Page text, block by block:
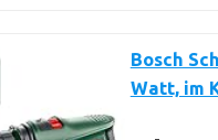
Bosch
Watt, im